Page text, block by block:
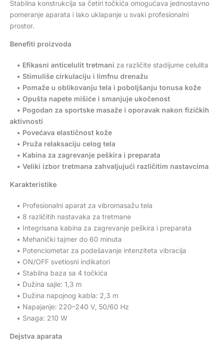
Stabilna konstrukcija sa četiri točkića omogućava jednostavno
pomeranje aparata i lako uklapanje u svaki profesionalni
prostor.
Benefiti proizvoda
• Efikasni anticelulit tretmani za različite stadijume celulita
• Stimuliše cirkulaciju i limfnu drenažu
• Pomaže u oblikovanju tela i poboljšanju tonusa kože
• Opušta napete mišiće i smanjuje ukočenost
• Pogodan za sportske masaže i oporavak nakon fizičkih
aktivnosti
• Povećava elastičnost kože
• Pruža relaksaciju celog tela
• Kabina za zagrevanje peškira i preparata
• Veliki izbor tretmana zahvaljujući različitim nastavcima
Karakteristike
• Profesionalni aparat za vibromasažu tela
• 8 različitih nastavaka za tretmane
• Integrisana kabina za zagrevanje peškira i preparata
• Mehanički tajmer do 60 minuta
• Potenciometar za podešavanje intenziteta vibracija
• ON/OFF svetlosni indikatori
• Stabilna baza sa 4 točkića
• Dužina sajle: 1,3 m
• Dužina napojnog kabla: 2,3 m
• Napajanje: 220–240 V, 50/60 Hz
• Snaga: 210 W
Dejstva aparata